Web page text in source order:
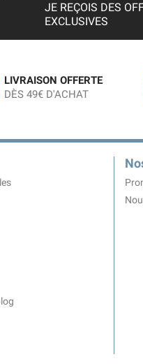
JE REÇOIS DES
EXCLUSIVES
LIVRAISON OFFERTE
DÈS 49€ D'ACHAT